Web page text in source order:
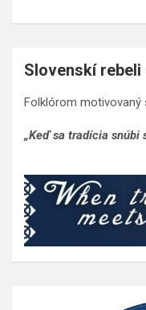
Slovenskí
Folklórom motivovaný
„Keď sa tradícia snúbi